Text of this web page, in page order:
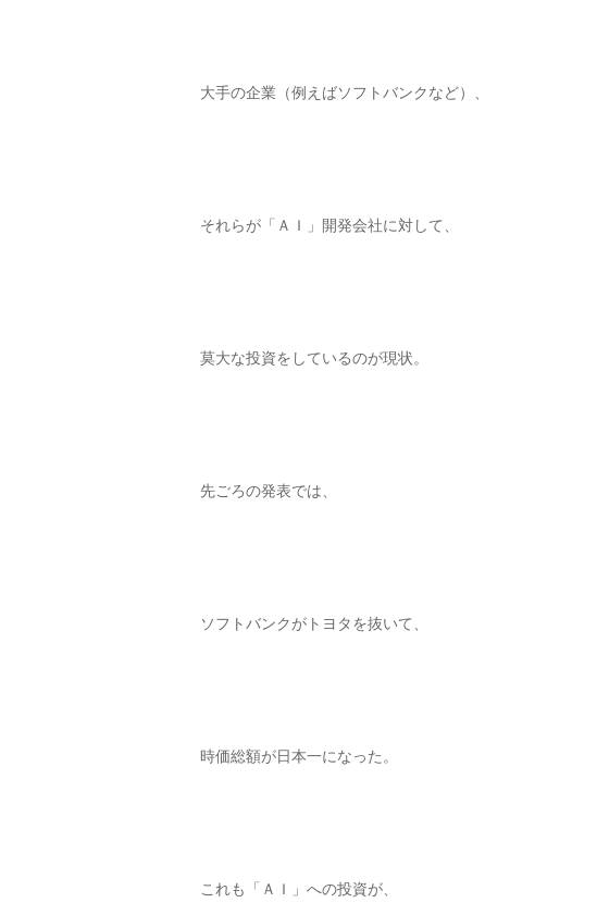
大手の企業（例えばソフトバンクなど）、
それらが「ＡＩ」開発会社に対して、
莫大な投資をしているのが現状。
先ごろの発表では、
ソフトバンクがトヨタを抜いて、
時価総額が日本一になった。
これも「ＡＩ」への投資が、